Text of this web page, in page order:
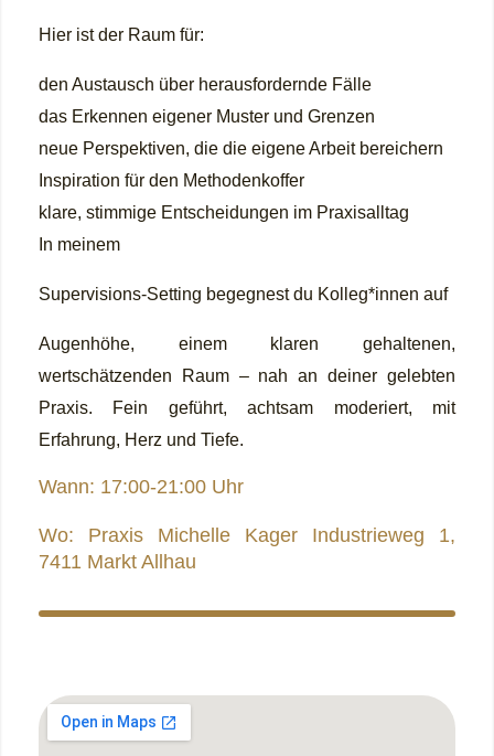
Hier ist der Raum für:
den Austausch über herausfordernde Fälle
das Erkennen eigener Muster und Grenzen
neue Perspektiven, die die eigene Arbeit bereichern
Inspiration für den Methodenkoffer
klare, stimmige Entscheidungen im Praxisalltag
In meinem
Supervisions-Setting begegnest du Kolleg*innen auf
Augenhöhe, einem klaren gehaltenen,
wertschätzenden Raum – nah an deiner gelebten
Praxis. Fein geführt, achtsam moderiert, mit
Erfahrung, Herz und Tiefe.
Wann: 17:00-21:00 Uhr
Wo: Praxis Michelle Kager Industrieweg 1,
7411 Markt Allhau